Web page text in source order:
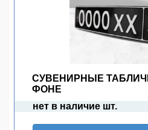
СУВЕНИРНЫЕ
ФОНЕ
нет в наличие шт.